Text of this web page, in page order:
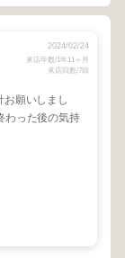
2024/02/24
来店年数/1年11ヶ月
来店回数/7回
お願いしまし
わった後の気持